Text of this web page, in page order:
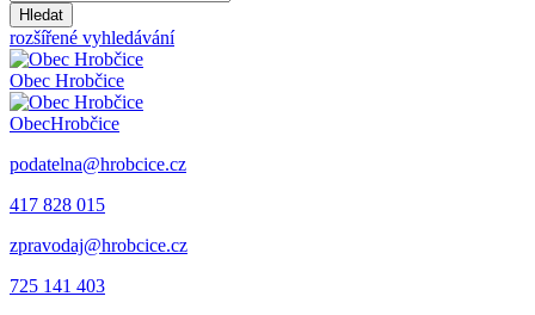
Hledat
rozšířené vyhledávání
Obec Hrobčice
ObecHrobčice
podatelna@hrobcice.cz
417 828 015
zpravodaj@hrobcice.cz
725 141 403